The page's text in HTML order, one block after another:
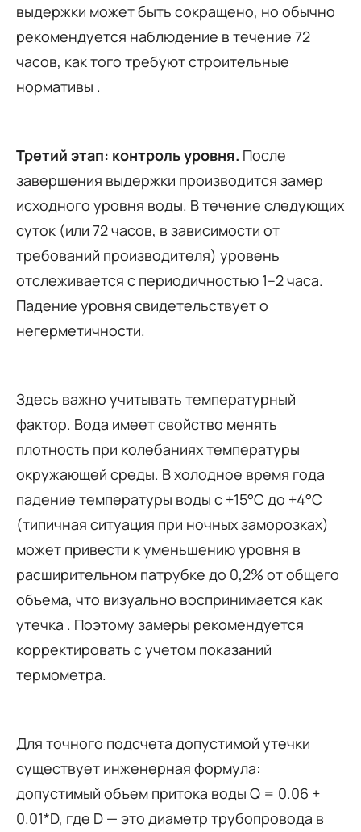
выдержки может быть сокращено, но обычно
рекомендуется наблюдение в течение 72
часов, как того требуют строительные
нормативы .
Третий этап: контроль уровня. После
завершения выдержки производится замер
исходного уровня воды. В течение следующих
суток (или 72 часов, в зависимости от
требований производителя) уровень
отслеживается с периодичностью 1–2 часа.
Падение уровня свидетельствует о
негерметичности.
Здесь важно учитывать температурный
фактор. Вода имеет свойство менять
плотность при колебаниях температуры
окружающей среды. В холодное время года
падение температуры воды с +15°C до +4°C
(типичная ситуация при ночных заморозках)
может привести к уменьшению уровня в
расширительном патрубке до 0,2% от общего
объема, что визуально воспринимается как
утечка . Поэтому замеры рекомендуется
корректировать с учетом показаний
термометра.
Для точного подсчета допустимой утечки
существует инженерная формула:
допустимый объем притока воды Q = 0.06 +
0.01*D, где D — это диаметр трубопровода в